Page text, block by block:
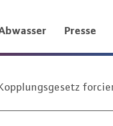
Presse